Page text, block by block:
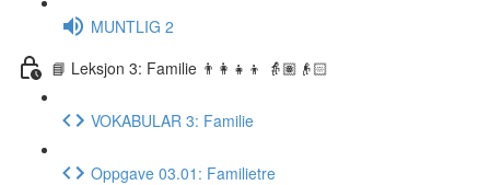
MUNTLIG 2
📘 Leksjon 3: Familie 👨‍👩‍👧‍👦 👵🏽👴🏻
VOKABULAR 3: Familie
Oppgave 03.01: Familietre